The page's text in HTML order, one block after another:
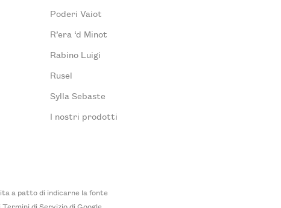
Poderi Vaiot
R’era ‘d Minot
Rabino Luigi
Rusel
Sylla Sebaste
I nostri prodotti
a patto di indicarne la fonte